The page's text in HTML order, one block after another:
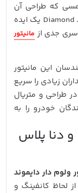
که طراحی آن
تقریبا تکراری شده است کمپانی دایموند Diamond یک ایده
جدی از مانیتور
این مانیتور
زیادی را سریع
طراحی و متریال
خودرو را به
و دنا پلاس
ولوم دار دایموند
لحاظ کانفینگ و